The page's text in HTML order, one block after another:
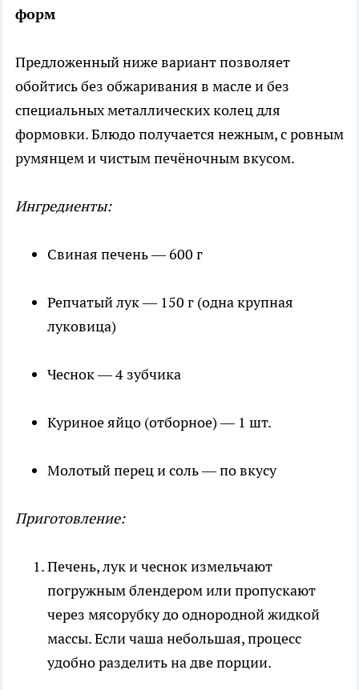
форм
Предложенный ниже вариант позволяет
обойтись без обжаривания в масле и без
специальных металлических колец для
формовки. Блюдо получается нежным, с ровным
румянцем и чистым печёночным вкусом.
Ингредиенты:
Свиная печень — 600 г
Репчатый лук — 150 г (одна крупная
луковица)
Чеснок — 4 зубчика
Куриное яйцо (отборное) — 1 шт.
Молотый перец и соль — по вкусу
Приготовление:
Печень, лук и чеснок измельчают
погружным блендером или пропускают
через мясорубку до однородной жидкой
массы. Если чаша небольшая, процесс
удобно разделить на две порции.